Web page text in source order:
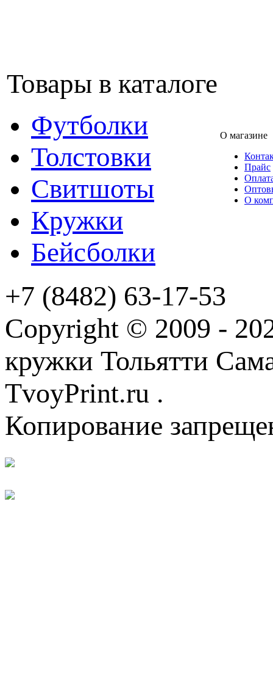
Товары в каталоге
Футболки
Толстовки
Свитшоты
Кружки
Бейсболки
О магазине
Прайс
О
+7 (8482) 63-17-53
Copyright © 2009 -
кружки Тольятти
TvoyPrint.ru .
Копирование